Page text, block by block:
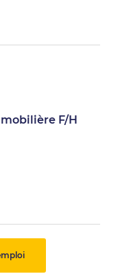
F/H